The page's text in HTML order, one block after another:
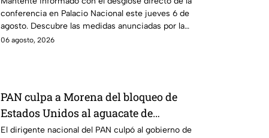
conferencia en Palacio Nacional este jueves 6 de
agosto. Descubre las medidas anunciadas por la
presidente en tiempo real.
06 agosto, 2026
PAN culpa a Morena del bloqueo de
Estados Unidos al aguacate de
Michoacán
El dirigente nacional del PAN culpó al gobierno de